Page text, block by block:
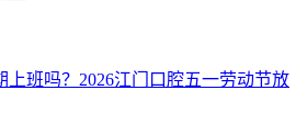
上班吗？2026江门口腔五一劳动节放